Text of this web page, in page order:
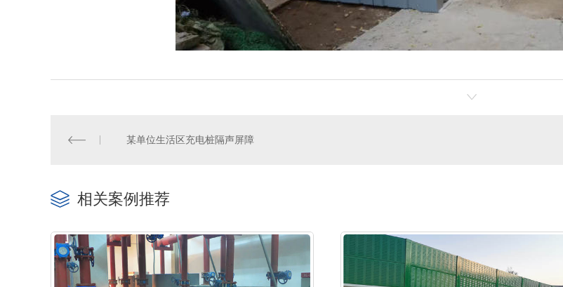
某单位生活区充电桩隔声屏障
相关案例推荐